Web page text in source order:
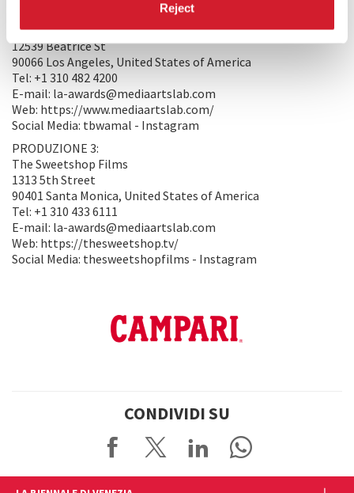
Reject
TBWA\Media Arts Lab
12539 Beatrice St
90066 Los Angeles, United States of America
Tel: +1 310 482 4200
E-mail: la-awards@mediaartslab.com
Web: https://www.mediaartslab.com/
Social Media: tbwamal - Instagram
PRODUZIONE 3:
The Sweetshop Films
1313 5th Street
90401 Santa Monica, United States of America
Tel: +1 310 433 6111
E-mail: la-awards@mediaartslab.com
Web: https://thesweetshop.tv/
Social Media: thesweetshopfilms - Instagram
CONDIVIDI SU